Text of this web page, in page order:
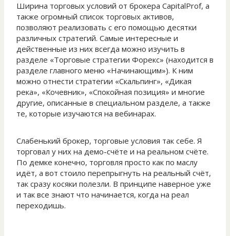
Ширина торговых условий от брокера CapitalProf, а
также огромный список торговых активов,
позволяют реализовать с его помощью десятки
различных стратегий. Самые интересные и
действенные из них всегда можно изучить в
разделе «Торговые стратегии Форекс» (находится в
разделе главного меню «Начинающим»). К ним
можно отнести стратегии «Скальпинг», «Дикая
река», «Кочевник», «Спокойная позиция» и многие
другие, описанные в специальном разделе, а также
те, которые изучаются на вебинарах.
Слабенький брокер, торговые условия так себе. Я
торговал у них на демо-счёте и на реальном счёте.
По демке конечно, торговля просто как по маслу
идёт, а вот стоило перепрыгнуть на реальный счёт,
так сразу косяки полезли. В принципе наверное уже
и так все знают что начинается, когда на реал
переходишь.